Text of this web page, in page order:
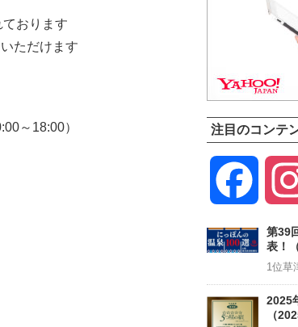
おります
ただけます
～18:00）
注目のコンテ
第39
表！
1位草
2025
（